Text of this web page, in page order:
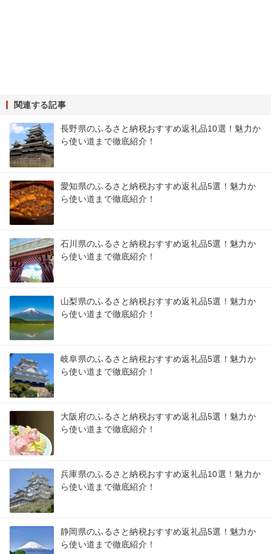
関連する記事
長野県のふるさと納税おすすめ返礼品10選！魅力か
ら使い道まで徹底紹介！
愛知県のふるさと納税おすすめ返礼品5選！魅力か
ら使い道まで徹底紹介！
石川県のふるさと納税おすすめ返礼品5選！魅力か
ら使い道まで徹底紹介！
山梨県のふるさと納税おすすめ返礼品5選！魅力か
ら使い道まで徹底紹介！
岐阜県のふるさと納税おすすめ返礼品5選！魅力か
ら使い道まで徹底紹介！
大阪府のふるさと納税おすすめ返礼品5選！魅力か
ら使い道まで徹底紹介！
兵庫県のふるさと納税おすすめ返礼品10選！魅力か
ら使い道まで徹底紹介！
静岡県のふるさと納税おすすめ返礼品5選！魅力か
ら使い道まで徹底紹介！